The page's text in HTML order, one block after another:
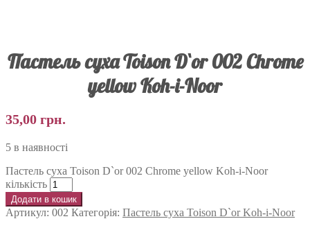
Пастель суха Toison D`or 002 Chrome
yellow Koh-i-Noor
35,00 грн.
5 в наявності
Пастель суха Toison D`or 002 Chrome yellow Koh-i-Noor
кількість
Додати в кошик
Артикул: 002 Категорія: Пастель суха Toison D`or Koh-i-Noor